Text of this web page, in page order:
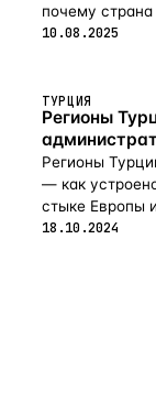
почему
пенсии в 2026-
10.08.2025
ТУРЦИЯ
Регионы
Регионы
— как
стыке Европы
18.10.2024